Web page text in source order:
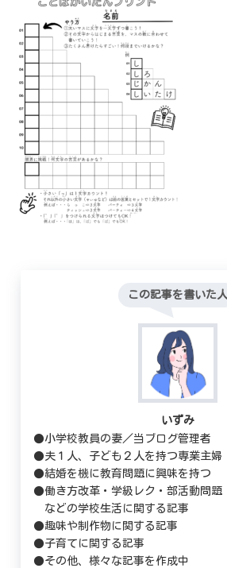
この記事を書いた人
いずみ
●小学校教員の妻／当ブログ管理者
●夫１人、子ども２人を持つ専業主婦
●結婚を機に教育問題に興味を持つ
●働き方改革・学級レク・部活動問題
などの学校生活に関する記事
●趣味や制作物に関する記事
●子育てに関する記事
●その他、様々な記事を作成中